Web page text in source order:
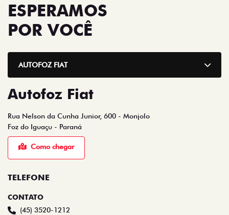
ESPERAMOS
POR VOCÊ
AUTOFOZ FIAT
Autofoz Fiat
Rua Nelson da Cunha Junior, 600 - Monjolo
Foz do Iguaçu - Paraná
Como chegar
TELEFONE
CONTATO
(45) 3520-1212